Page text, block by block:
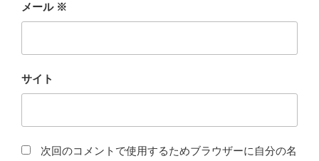
メール ※
サイト
次回のコメントで使用するためブラウザーに自分の名